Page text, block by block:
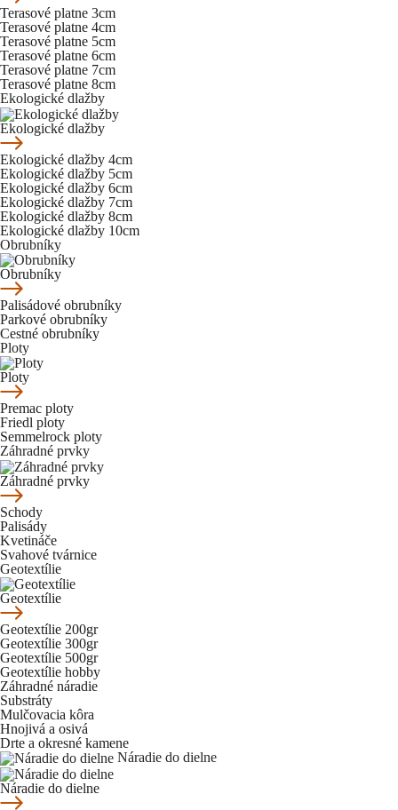
Terasové platne 3cm
Terasové platne 4cm
Terasové platne 5cm
Terasové platne 6cm
Terasové platne 7cm
Terasové platne 8cm
Ekologické dlažby
Ekologické dlažby
Ekologické dlažby 4cm
Ekologické dlažby 5cm
Ekologické dlažby 6cm
Ekologické dlažby 7cm
Ekologické dlažby 8cm
Ekologické dlažby 10cm
Obrubníky
Obrubníky
Palisádové obrubníky
Parkové obrubníky
Cestné obrubníky
Ploty
Ploty
Premac ploty
Friedl ploty
Semmelrock ploty
Záhradné prvky
Záhradné prvky
Schody
Palisády
Kvetináče
Svahové tvárnice
Geotextílie
Geotextílie
Geotextílie 200gr
Geotextílie 300gr
Geotextílie 500gr
Geotextílie hobby
Záhradné náradie
Substráty
Mulčovacia kôra
Hnojivá a osivá
Drte a okresné kamene
Náradie do dielne
Náradie do dielne